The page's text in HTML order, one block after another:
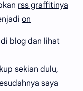
rss graffitinya
on
blog dan lihat
sekian dulu,
saya